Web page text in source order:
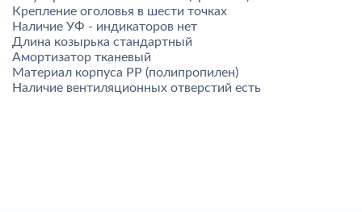
Крепление оголовья в шести точках
Наличие УФ - индикаторов нет
Длина козырька стандартный
Амортизатор тканевый
Материал корпуса PP (полипропилен)
Наличие вентиляционных отверстий есть